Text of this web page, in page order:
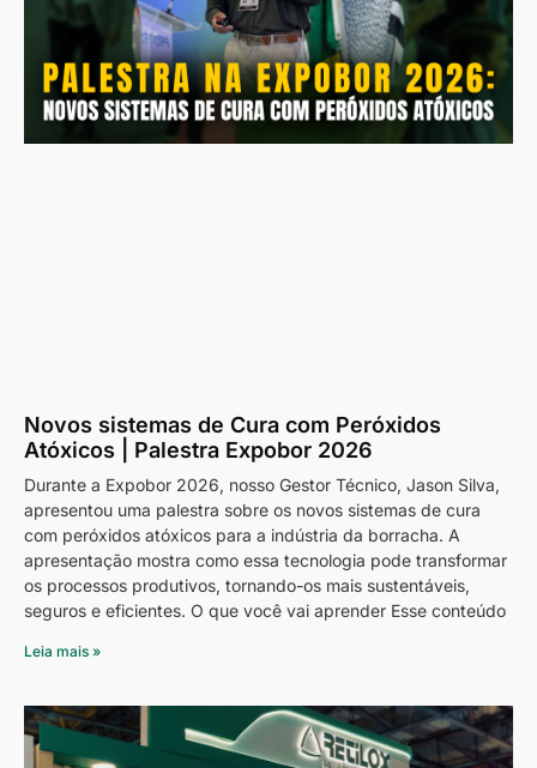
Novos sistemas de Cura com Peróxidos
Atóxicos | Palestra Expobor 2026
Durante a Expobor 2026, nosso Gestor Técnico, Jason Silva,
apresentou uma palestra sobre os novos sistemas de cura
com peróxidos atóxicos para a indústria da borracha. A
apresentação mostra como essa tecnologia pode transformar
os processos produtivos, tornando-os mais sustentáveis,
seguros e eficientes. O que você vai aprender Esse conteúdo
Leia mais »